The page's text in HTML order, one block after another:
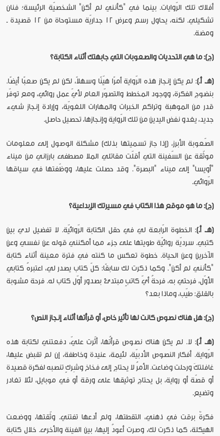
أفلاك تلك الرّوايات. بينما في "كأنني لم أكن" الشخصيّة الرئيسة؛ فنان
تشكيلي. لكنه، يحاول رسم وعرض 12 جداريّة مستوحاة من 12 قصيدة ـ
ومضة.
(ج): ما هي التحديات والصعوبات التي جابهتك أثناء الكتابة؟
(هـ. أ.): لم يكن إنجاز هذه الرّواية أمرًا هيّنًا وسهلاً، لكن لم يكن صعبًا أيضًا.
بنضوج الفكرة، ووجود المخطط والتصوّر العام لأيّ عمل روائي، ومع توفّر
قدر من الموهبة وتراكم الخبرات والمهارات اللغويّة، وإرادة إنجاز شيء
جديد، يغدو نفض اليدين من تلك الرّواية وإنجازها، تحصيل حاصل.
الصّعوبة الأبرز، (إذا جاز تسميتها بذلك) مشكلة الوصول إلى معلومات
موثّقة عن السّفينة التي أقلّت مقاتلي الملا مصطفى بارزاني من ميناء
"أويسا" إلى ميناء "البصرة". وقد حصلت عليها، ووظّفتها في سياقها
الرّوائي.
(ج): ما هو موقع هذا الكتاب في مسيرتك الإبداعية؟
(هـ. أ.): الخطوة الرّابعة لي في حقل الكتابة الرّوائيّة. لا تفضيل لدي بين
كتبي. سرديّة روائيّة طويتها على جزء مما أمكنني قوله عن نفسي وعن
الآخرين وعن الحياة. خطوة تعكس ما كنته في فترة معينة أثناء كتابة
"كأنني لم أكن". وكما ذكرت لك سابقًا: كلّ كتاب يصدر لي، اعتبرهُ كتابي
الأوّل، فرحتي به، فرحةُ أيّ كاتبٍ مبتدئ بصدور أوّل كتاب له. فرحة مشوبة
بالقلق: طيّب، وماذا بعد؟
(ج): هل هناك نصوص كانت لها تأثير خاص، أو قرأتها أثناء إنجاز النص؟
(هـ. أ.): لا. لم يكن هناك نصوص قرأتُها، أثّرت عليّ، دفعتني لكتابة هذه
الرّواية. أفكار النصوص الأدبيّة، لئيمة، عنيدة وخاطفة، إن لم تقبض عليها،
غافلتكَ ورحلت وضاعت. الأمرُ لا يحتاج إلى فخاخ وشِركٍ تنصبه لفكرة قصيدة
أو قصّة أو رواية، بل يحتاج توثيقها على ورقة أو في موبايل، لئلا تغادر
وتضيع.
فكرةٌ برقت في ذهني، التقطتها، ولم أدعها تفتني. وثّقتها، ووضعت
الهيكلة، كما ذكرت لك، وصرت أعودُ إليها، بين الفينة والأخرى. خلال كتابة